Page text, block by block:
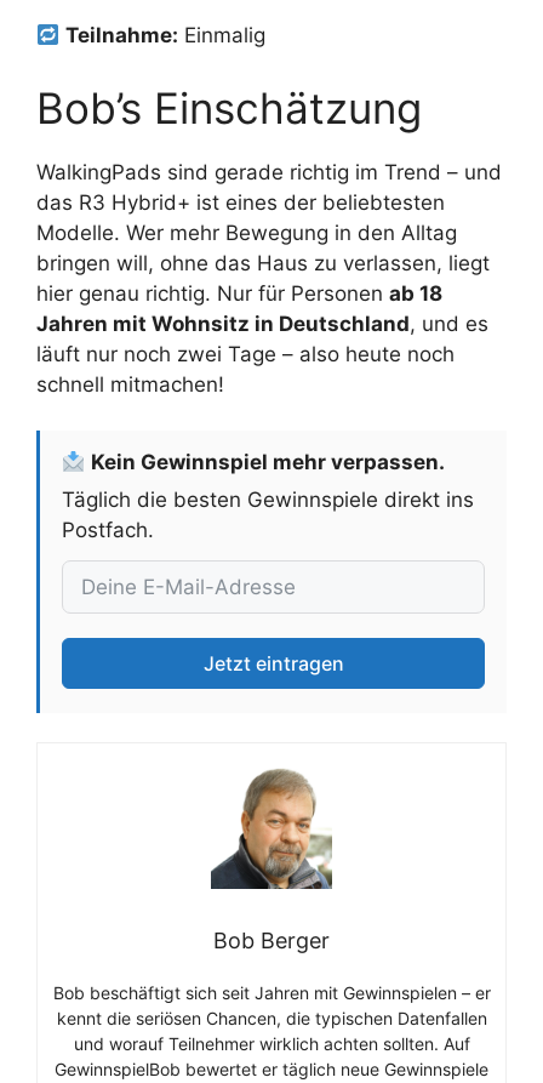
Teilnahme: Einmalig
Bob’s Einschätzung
WalkingPads sind gerade richtig im Trend – und
das R3 Hybrid+ ist eines der beliebtesten
Modelle. Wer mehr Bewegung in den Alltag
bringen will, ohne das Haus zu verlassen, liegt
hier genau richtig. Nur für Personen ab 18
Jahren mit Wohnsitz in Deutschland, und es
läuft nur noch zwei Tage – also heute noch
schnell mitmachen!
Kein Gewinnspiel mehr verpassen.
Täglich die besten Gewinnspiele direkt ins
Postfach.
Jetzt eintragen
Bob Berger
Bob beschäftigt sich seit Jahren mit Gewinnspielen – er
kennt die seriösen Chancen, die typischen Datenfallen
und worauf Teilnehmer wirklich achten sollten. Auf
GewinnspielBob bewertet er täglich neue Gewinnspiele